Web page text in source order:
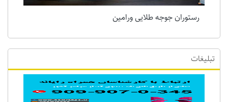
رستوران جوجه طلایی ورامین
تبلیغات